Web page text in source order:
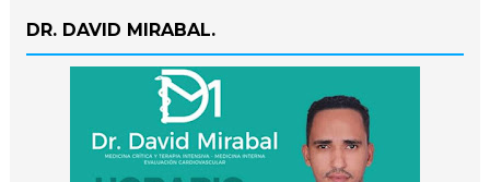
DR. DAVID MIRABAL.